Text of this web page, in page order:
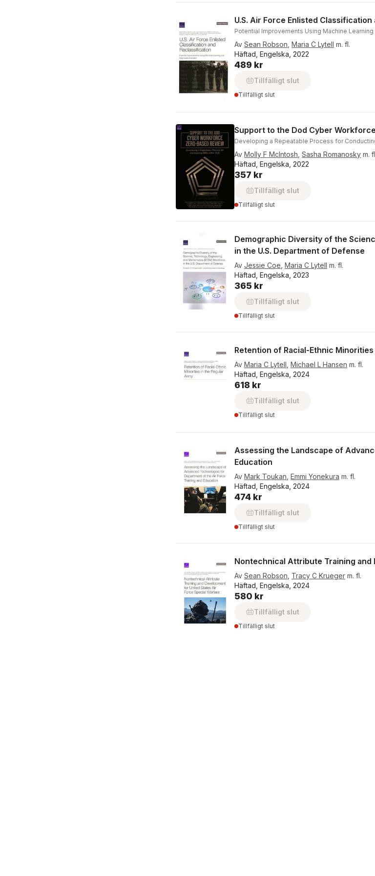
U.S. Air Force Enlisted
Potential Improvements Using Machine
Av Sean Robson Maria C Lytell m. fl.
Häftad, Engelska, 2022
489 kr
Tillfälligt slut
Tillfälligt slut
Support to the Dod Cyber
Developing a Repeatable Process for
Av Molly F McIntosh Sasha Romanosky m.
Häftad, Engelska, 2022
357 kr
Tillfälligt slut
Tillfälligt slut
Demographic Diversity of the
in the U.S. Department of Defense
Av Jessie Coe Maria C Lytell m. fl.
Häftad, Engelska, 2023
365 kr
Tillfälligt slut
Tillfälligt slut
Retention of Racial-Ethnic
Av Maria C Lytell Michael L Hansen m. fl.
Häftad, Engelska, 2024
618 kr
Tillfälligt slut
Tillfälligt slut
Assessing the Landscape of
Education
Av Mark Toukan Emmi Yonekura m. fl.
Häftad, Engelska, 2024
474 kr
Tillfälligt slut
Tillfälligt slut
Nontechnical Attribute Training and
Av Sean Robson Tracy C Krueger m. fl.
Häftad, Engelska, 2024
580 kr
Tillfälligt slut
Tillfälligt slut